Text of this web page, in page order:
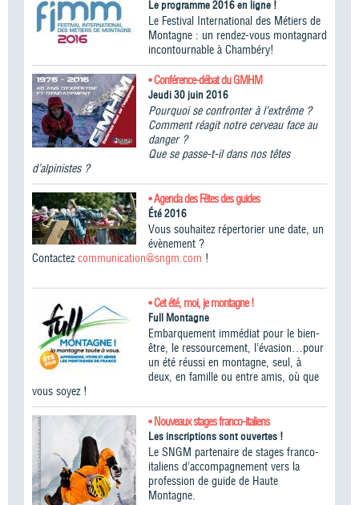
Le programme 2016 en ligne !
Le Festival International des Métiers de
Montagne : un rendez-vous montagnard
incontournable à Chambéry!
• Conférence-débat du GMHM
Jeudi 30 juin 2016
Pourquoi se confronter à l’extrême ?
Comment réagit notre cerveau face au
danger ?
Que se passe-t-il dans nos têtes
d’alpinistes ?
• Agenda des Fêtes des guides
Été 2016
Vous souhaitez répertorier une date, un
évènement ?
Contactezcommunication@sngm.com !
• Cet été, moi, je montagne !
Full Montagne
Embarquement immédiat pour le bien-
être, le ressourcement, l’évasion…pour
un été réussi en montagne, seul, à
deux, en famille ou entre amis, où que
vous soyez !
• Nouveaux stages franco-italiens
Les inscriptions sont ouvertes !
Le SNGM partenaire de stages franco-
italiens d’accompagnement vers la
profession de guide de Haute
Montagne.